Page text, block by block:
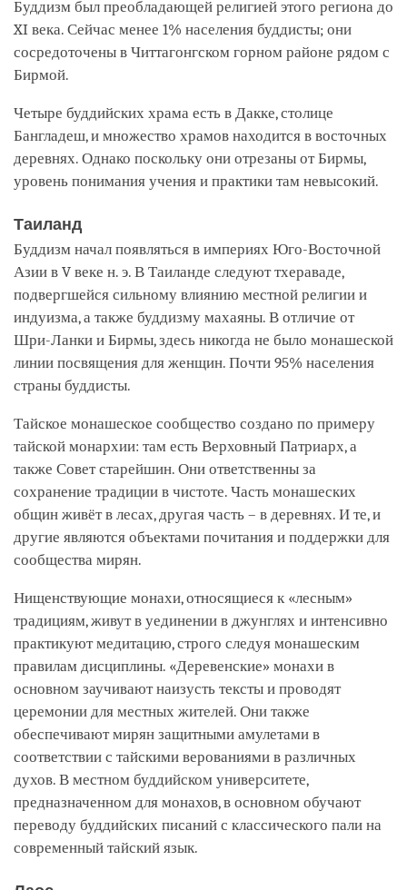
Буддизм был преобладающей религией этого региона до
XI века. Сейчас менее 1% населения буддисты; они
сосредоточены в Читтагонгском горном районе рядом с
Бирмой.
Четыре буддийских храма есть в Дакке, столице
Бангладеш, и множество храмов находится в восточных
деревнях. Однако поскольку они отрезаны от Бирмы,
уровень понимания учения и практики там невысокий.
Таиланд
Буддизм начал появляться в империях Юго-Восточной
Азии в V веке н. э. В Таиланде следуют тхераваде,
подвергшейся сильному влиянию местной религии и
индуизма, а также буддизму махаяны. В отличие от
Шри-Ланки и Бирмы, здесь никогда не было монашеской
линии посвящения для женщин. Почти 95% населения
страны буддисты.
Тайское монашеское сообщество создано по примеру
тайской монархии: там есть Верховный Патриарх, а
также Совет старейшин. Они ответственны за
сохранение традиции в чистоте. Часть монашеских
общин живёт в лесах, другая часть – в деревнях. И те, и
другие являются объектами почитания и поддержки для
сообщества мирян.
Нищенствующие монахи, относящиеся к «лесным»
традициям, живут в уединении в джунглях и интенсивно
практикуют медитацию, строго следуя монашеским
правилам дисциплины. «Деревенские» монахи в
основном заучивают наизусть тексты и проводят
церемонии для местных жителей. Они также
обеспечивают мирян защитными амулетами в
соответствии с тайскими верованиями в различных
духов. В местном буддийском университете,
предназначенном для монахов, в основном обучают
переводу буддийских писаний с классического пали на
современный тайский язык.